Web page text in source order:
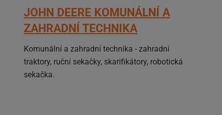
JOHN DEERE KOMUNÁLNÍ A
ZAHRADNÍ TECHNIKA
Komunální a zahradní technika - zahradní
traktory, ruční sekačky, skarifikátory, robotická
sekačka.